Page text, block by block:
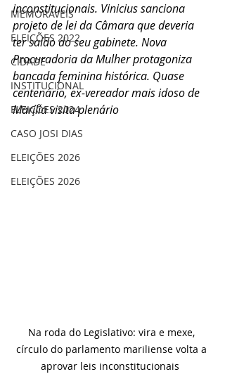
MEMORÁVEIS
ELEIÇÕES 2022
CIDADE
INSTITUCIONAL
ELEIÇÕES 2024
CASO JOSI DIAS
ELEIÇÕES 2026
ELEIÇÕES 2026
inconstitucionais. Vinicius sanciona
projeto de lei da Câmara que deveria
ter saído do seu gabinete. Nova
Procuradoria da Mulher protagoniza
bancada feminina histórica. Quase
centenário, ex-vereador mais idoso de
Marília visita plenário
Na roda do Legislativo: vira e mexe,
círculo do parlamento mariliense volta a
aprovar leis inconstitucionais